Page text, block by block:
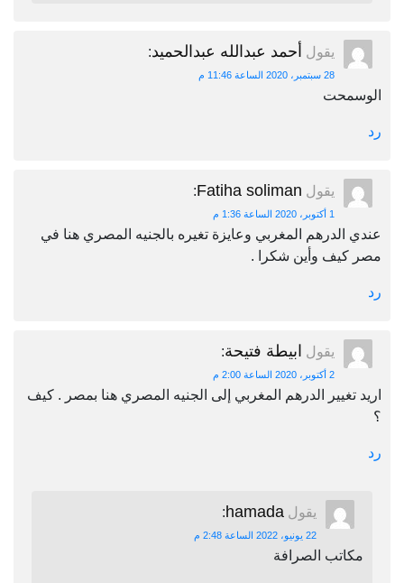
يقول أحمد عبدالله عبدالحميد:
28 سبتمبر، 2020 الساعة 11:46 م
الوسمحت
رد
يقول Fatiha soliman
:
1 أكتوبر، 2020 الساعة 1:36 م
عندي الدرهم المغربي وعايزة تغيره بالجنيه المصري هنا في
مصر كيف وأين شكرا .
رد
يقول ابيطة فتيحة:
2 أكتوبر، 2020 الساعة 2:00 م
اريد تغيير الدرهم المغربي إلى الجنيه المصري هنا بمصر . كيف
؟
رد
يقول hamada
:
22 يونيو، 2022 الساعة 2:48 م
مكاتب الصرافة